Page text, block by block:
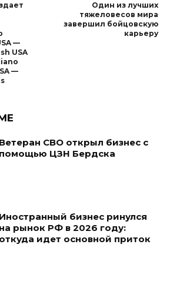
—
USA
—
Один из лучших
тяжеловесов мира
завершил бойцовскую
карьеру
Ветеран СВО открыл бизнес с
помощью ЦЗН Бердска
Иностранный бизнес ринулся
на рынок РФ в 2026 году:
откуда идет основной приток